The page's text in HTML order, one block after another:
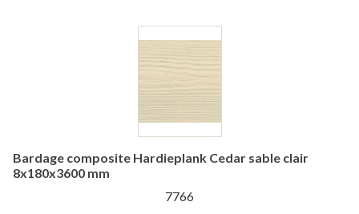
Bardage composite Hardieplank Cedar sable clair
8x180x3600 mm
7766